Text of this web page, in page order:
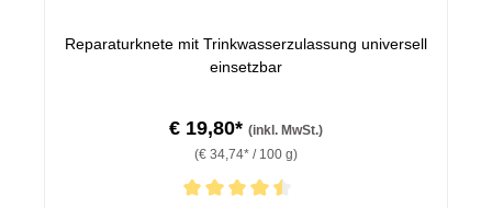
Reparaturknete mit Trinkwasserzulassung universell
einsetzbar
€ 19,80* (inkl. MwSt.)
(€ 34,74* / 100 g)